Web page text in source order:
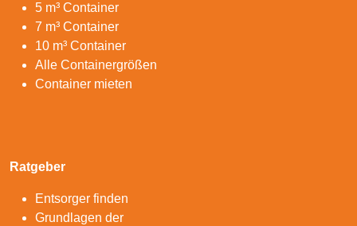
5 m³ Container
7 m³ Container
10 m³ Container
Alle Containergrößen
Container mieten
Ratgeber
Entsorger finden
Grundlagen der